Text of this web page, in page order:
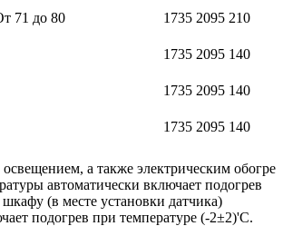
71 до 80 1735 2095 210
1735 2095 140
1735 2095 140
1735 2095 140
а также электрическим обогре
автоматически включает подогрев
(в месте установки датчика)
подогрев при температуре (-2±2)'С.